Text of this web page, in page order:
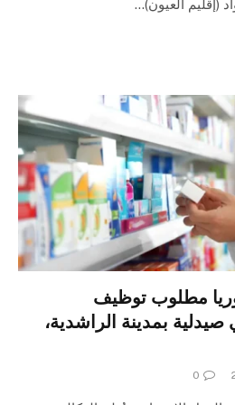
(إقليم العيون)…
مطلوب توظيف
بمدينة الراشدية،
0